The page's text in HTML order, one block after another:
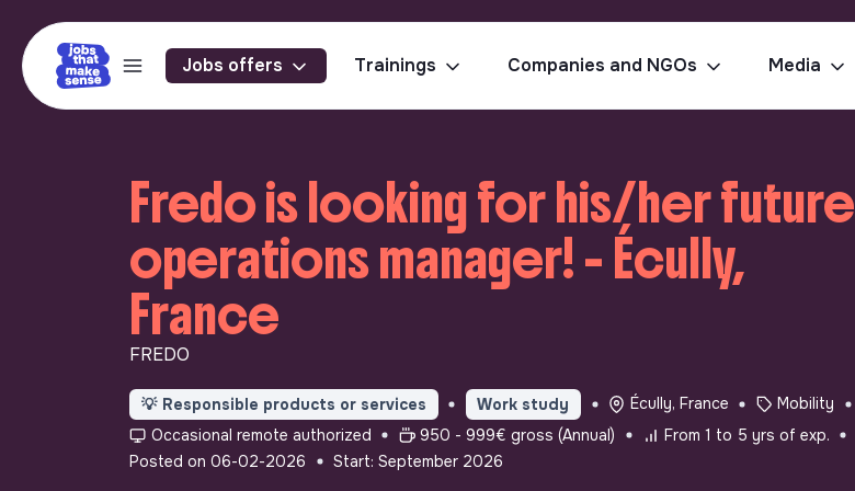
Jobs offers Trainings Companies and NGOs Media
Fredo is looking for his/her future
operations manager! - Écully,
France
FREDO
💡 Responsible products or services Work study Écully, France
Mobility
Occasional remote authorized
950 - 999€ gross (Annual)
From 1 to 5 yrs of exp.
Posted on 06-02-2026
Start: September 2026